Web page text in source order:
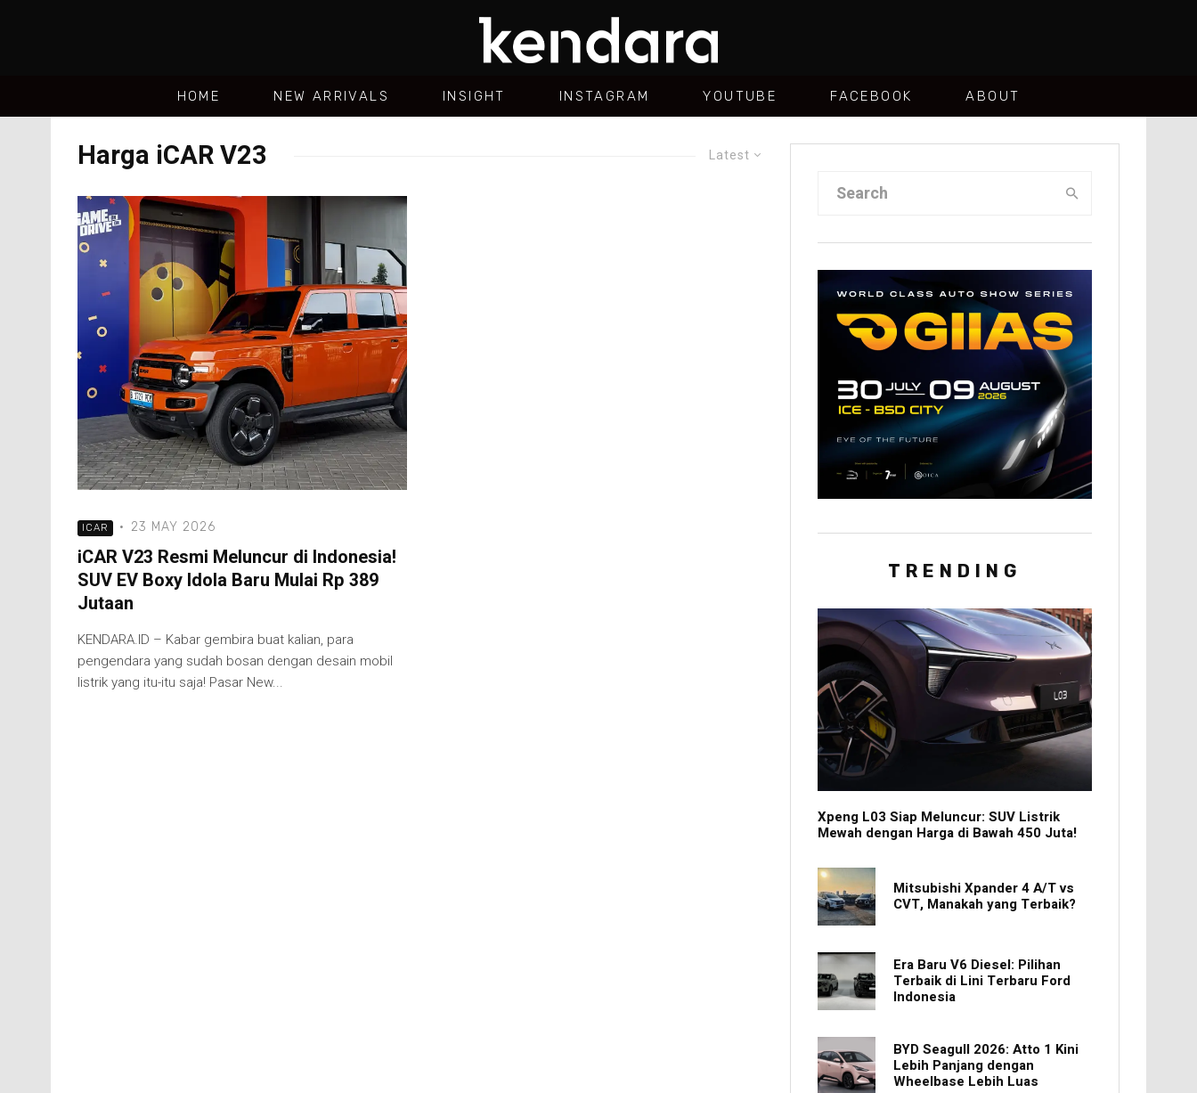
HOME NEW ARRIVALS INSIGHT INSTAGRAM YOUTUBE FACEBOOK ABOUT
Latest
Harga iCAR V23
ICAR · 23 MAY 2026
iCAR V23 Resmi Meluncur di Indonesia!
SUV EV Boxy Idola Baru Mulai Rp 389
Jutaan
KENDARA.ID – Kabar gembira buat kalian, para
pengendara yang sudah bosan dengan desain mobil
listrik yang itu-itu saja! Pasar New...
TRENDING
Xpeng L03 Siap Meluncur: SUV Listrik
Mewah dengan Harga di Bawah 450 Juta!
Mitsubishi Xpander 4 A/T vs
CVT, Manakah yang Terbaik?
Era Baru V6 Diesel: Pilihan
Terbaik di Lini Terbaru Ford
Indonesia
BYD Seagull 2026: Atto 1 Kini
Lebih Panjang dengan
Wheelbase Lebih Luas